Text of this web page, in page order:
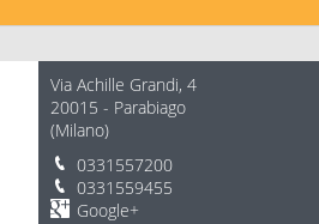
Via Achille Grandi, 4
20015 - Parabiago
(Milano)
0331557200
0331559455
Google+